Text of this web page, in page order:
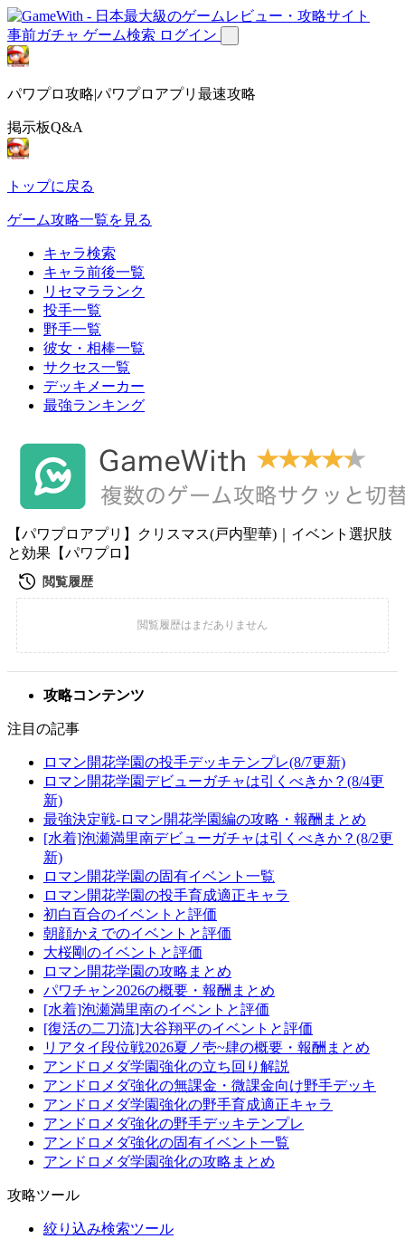
事前ガチャ ゲーム検索 ログイン
パワプロ攻略|パワプロアプリ最速攻略
掲示板Q&A
トップに戻る
ゲーム攻略一覧を見る
キャラ検索
キャラ前後一覧
リセマラランク
投手一覧
野手一覧
彼女・相棒一覧
サクセス一覧
デッキメーカー
最強ランキング
【パワプロアプリ】クリスマス(戸内聖華)｜イベント選択肢
と効果【パワプロ】
攻略コンテンツ
注目の記事
ロマン開花学園の投手デッキテンプレ(8/7更新)
ロマン開花学園デビューガチャは引くべきか？(8/4更
新)
最強決定戦-ロマン開花学園編の攻略・報酬まとめ
[水着]泡瀬満里南デビューガチャは引くべきか？(8/2更
新)
ロマン開花学園の固有イベント一覧
ロマン開花学園の投手育成適正キャラ
初白百合のイベントと評価
朝顔かえでのイベントと評価
大桜剛のイベントと評価
ロマン開花学園の攻略まとめ
パワチャン2026の概要・報酬まとめ
[水着]泡瀬満里南のイベントと評価
[復活の二刀流]大谷翔平のイベントと評価
リアタイ段位戦2026夏ノ壱~肆の概要・報酬まとめ
アンドロメダ学園強化の立ち回り解説
アンドロメダ強化の無課金・微課金向け野手デッキ
アンドロメダ学園強化の野手育成適正キャラ
アンドロメダ強化の野手デッキテンプレ
アンドロメダ強化の固有イベント一覧
アンドロメダ学園強化の攻略まとめ
攻略ツール
絞り込み検索ツール